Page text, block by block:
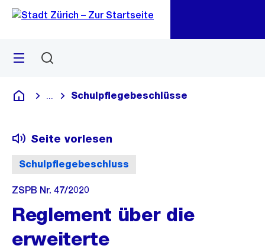
Navigation
Sprunglink
Menü
Deutsch
Blende alle Breadcrumbs ein
Schulpflegebeschlüsse
Schulpflegebeschluss
Seite vorlesen
ZSPB Nr. 47/2020
Reglement über die
erweiterte